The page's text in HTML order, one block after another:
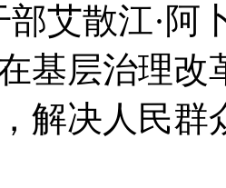
部艾散江·
基层治理改
解决人民